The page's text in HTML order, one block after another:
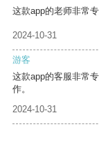
这款app的老师非常
2024-10-31
游客
这款app的客服非常
作。
2024-10-31